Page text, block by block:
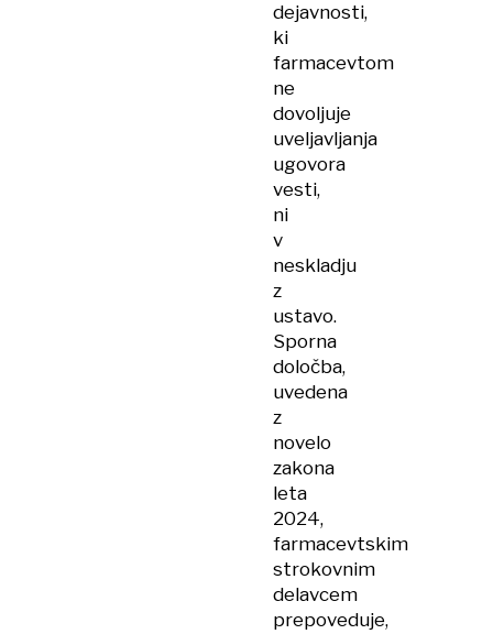
dejavnosti,
ki
farmacevtom
ne
dovoljuje
uveljavljanja
ugovora
vesti,
ni
v
neskladju
z
ustavo.
Sporna
določba,
uvedena
z
novelo
zakona
leta
2024,
farmacevtskim
strokovnim
delavcem
prepoveduje,